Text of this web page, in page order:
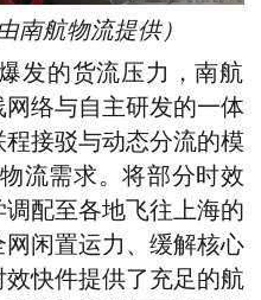
南航物流提供）
发的货流压力，南航
络与自主研发的一体
接驳与动态分流的模
流需求。将部分时效
配至各地飞往上海的
闲置运力、缓解核心
快件提供了充足的航